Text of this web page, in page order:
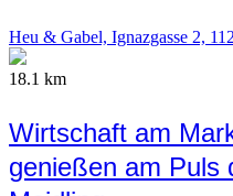
Heu & Gabel, Ignazgasse 2,
18.1 km
Wirtschaft am
genießen am Puls